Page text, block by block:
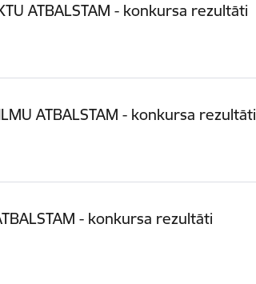
ATBALSTAM - konkursa rezultāti
ATBALSTAM - konkursa rezultāti
- konkursa rezultāti